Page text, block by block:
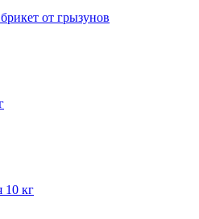
от грызунов
10 кг